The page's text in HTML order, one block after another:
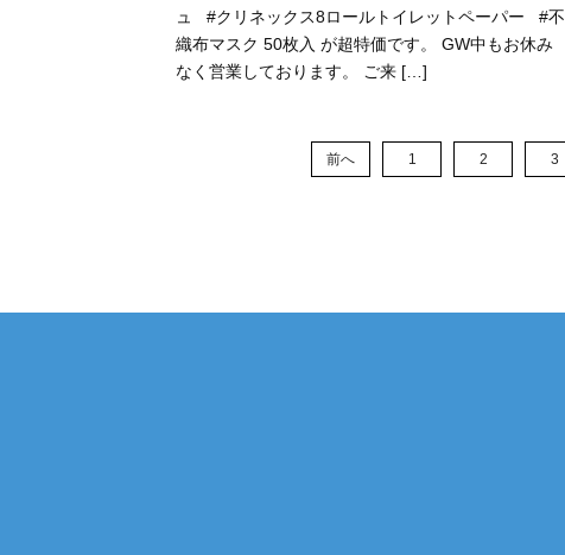
ュ ⁡ ⁡ #クリネックス8ロールトイレットペーパー ⁡ ⁡ #不
織布マスク 50枚入⁡ ⁡が超特価です。⁡ ⁡GW中もお休み
なく営業しております。⁡ ⁡ご来 […]
前へ 1 2 3